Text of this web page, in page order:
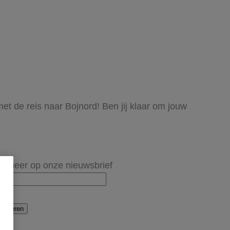
de reis naar Bojnord! Ben jij klaar om jouw
op onze nieuwsbrief